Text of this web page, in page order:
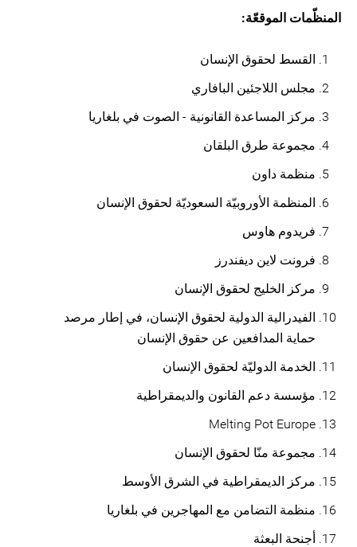
المنظّمات الموقعّة:
القسط لحقوق الإنسان
مجلس اللاجئين البافاري
مركز المساعدة القانونية - الصوت في بلغاريا
مجموعة طرق البلقان
منظمة داون
المنظمة الأوروبيّة السعوديّة لحقوق الإنسان
فريدوم هاوس
فرونت لاين ديفندرز
مركز الخليج لحقوق الإنسان
الفيدرالية الدولية لحقوق الإنسان، في إطار مرصد
حماية المدافعين عن حقوق الإنسان
الخدمة الدوليّة لحقوق الإنسان
مؤسسة دعم القانون والديمقراطية
Melting Pot Europe
مجموعة منّا لحقوق الإنسان
مركز الديمقراطية في الشرق الأوسط
منظمة التضامن مع المهاجرين في بلغاريا
أجنحة البعثة